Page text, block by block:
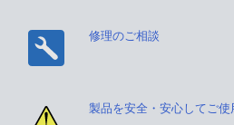
修理のご相談
製品を安全・安心してご